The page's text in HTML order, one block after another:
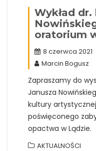
Wykład dr.
oratorium
8 czerwca 2021
Marcin Bogusz
Zapraszamy do
Janusza
kultury
poświęconego
opactwa w Lądzie.
AKTUALNOŚCI